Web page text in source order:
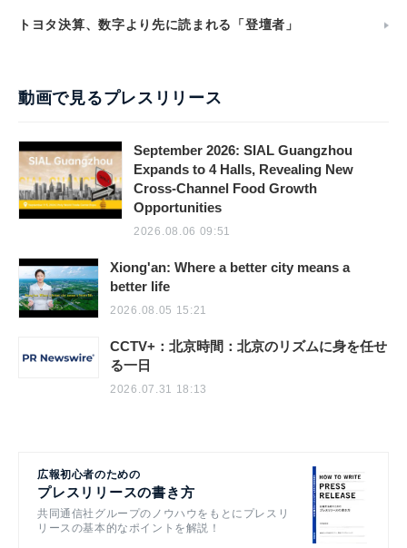
トヨタ決算、数字より先に読まれる「登壇者」
動画で見るプレスリリース
September 2026: SIAL Guangzhou
Expands to 4 Halls, Revealing New
Cross-Channel Food Growth
Opportunities
2026.08.06 09:51
Xiong'an: Where a better city means a
better life
2026.08.05 15:21
CCTV+：北京時間：北京のリズムに身を任せ
る一日
2026.07.31 18:13
広報初心者のための
プレスリリースの書き方
共同通信社グループのノウハウをもとにプレスリ
リースの基本的なポイントを解説！